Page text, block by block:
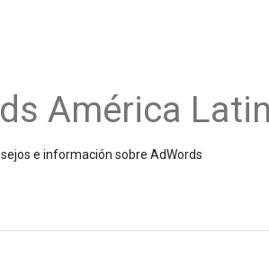
América
e información sobre AdWords